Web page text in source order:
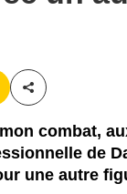
Partager cet
combat,
de
une autre